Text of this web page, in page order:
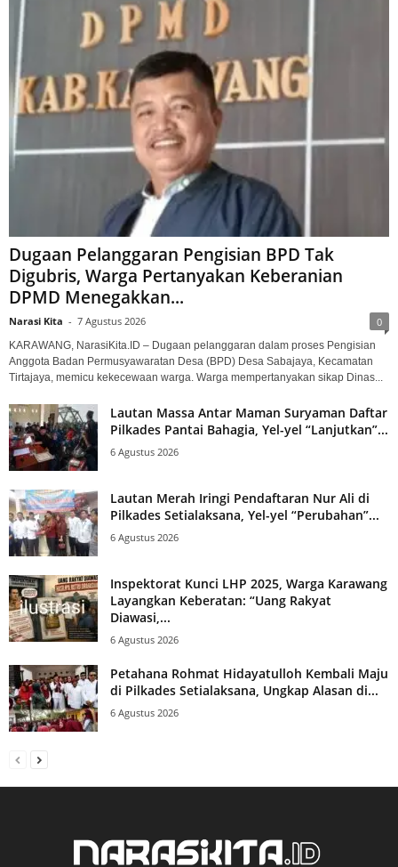
Dugaan Pelanggaran Pengisian BPD Tak
Digubris, Warga Pertanyakan Keberanian
DPMD Menegakkan...
Narasi Kita - 7 Agustus 2026 0
KARAWANG, NarasiKita.ID – Dugaan pelanggaran dalam proses Pengisian
Anggota Badan Permusyawaratan Desa (BPD) Desa Sabajaya, Kecamatan
Tirtajaya, memicu kekecewaan warga. Warga mempertanyakan sikap Dinas...
Lautan Massa Antar Maman Suryaman Daftar
Pilkades Pantai Bahagia, Yel-yel “Lanjutkan”...
6 Agustus 2026
Lautan Merah Iringi Pendaftaran Nur Ali di
Pilkades Setialaksana, Yel-yel “Perubahan”...
6 Agustus 2026
Inspektorat Kunci LHP 2025, Warga Karawang
Layangkan Keberatan: “Uang Rakyat
Diawasi,...
6 Agustus 2026
Petahana Rohmat Hidayatulloh Kembali Maju
di Pilkades Setialaksana, Ungkap Alasan di...
6 Agustus 2026